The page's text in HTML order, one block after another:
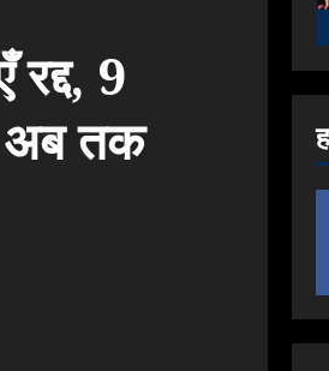
रद्द, 9
अब तक